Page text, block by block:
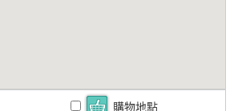
購物地點